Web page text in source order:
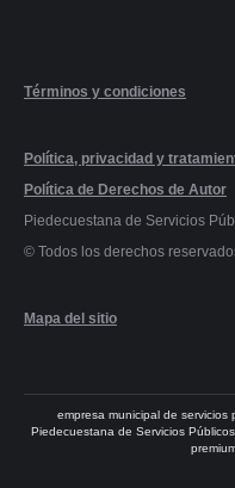
Términos y condiciones
Política, privacidad y
Política de Derechos de Autor
Piedecuestana de Servicios
© Todos los derechos
Mapa del sitio
empresa municipal de servicios
Piedecuestana de Servicios